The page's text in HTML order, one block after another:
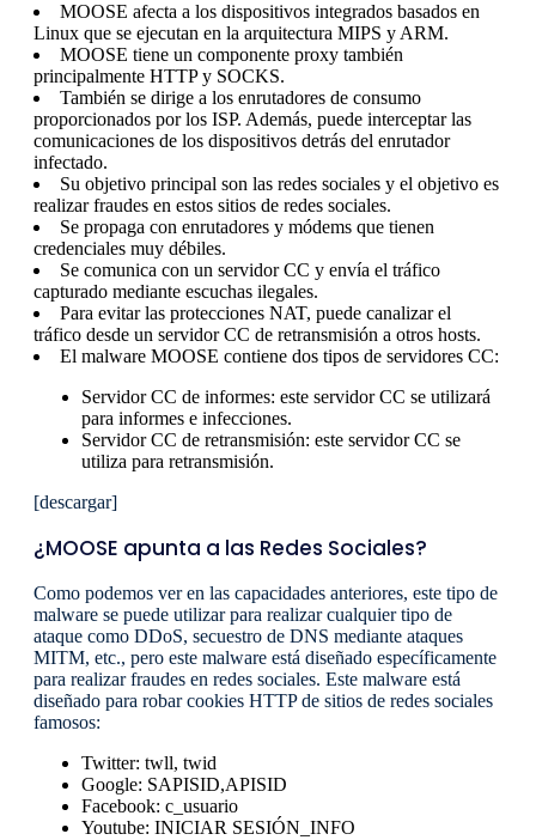
MOOSE afecta a los dispositivos integrados basados ​​en
Linux que se ejecutan en la arquitectura MIPS y ARM.
MOOSE tiene un componente proxy también
principalmente HTTP y SOCKS.
También se dirige a los enrutadores de consumo
proporcionados por los ISP. Además, puede interceptar las
comunicaciones de los dispositivos detrás del enrutador
infectado.
Su objetivo principal son las redes sociales y el objetivo es
realizar fraudes en estos sitios de redes sociales.
Se propaga con enrutadores y módems que tienen
credenciales muy débiles.
Se comunica con un servidor CC y envía el tráfico
capturado mediante escuchas ilegales.
Para evitar las protecciones NAT, puede canalizar el
tráfico desde un servidor CC de retransmisión a otros hosts.
El malware MOOSE contiene dos tipos de servidores CC:
Servidor CC de informes: este servidor CC se utilizará
para informes e infecciones.
Servidor CC de retransmisión: este servidor CC se
utiliza para retransmisión.
[descargar]
¿MOOSE apunta a las Redes Sociales?
Como podemos ver en las capacidades anteriores, este tipo de
malware se puede utilizar para realizar cualquier tipo de
ataque como DDoS, secuestro de DNS mediante ataques
MITM, etc., pero este malware está diseñado específicamente
para realizar fraudes en redes sociales. Este malware está
diseñado para robar cookies HTTP de sitios de redes sociales
famosos:
Twitter: twll, twid
Google: SAPISID,APISID
Facebook: c_usuario
Youtube: INICIAR SESIÓN_INFO